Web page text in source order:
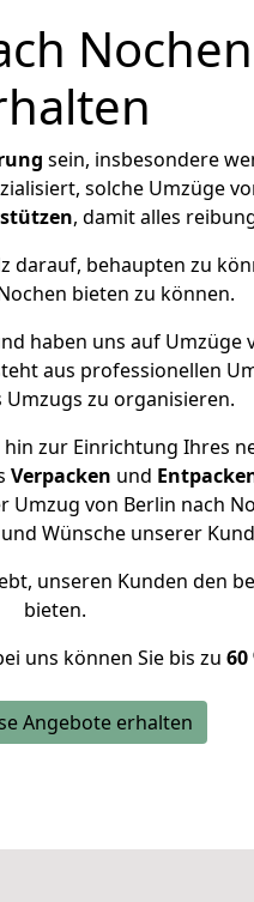
sein, insbesondere
solche Umzüge
, damit alles
darauf, behaupten zu
bieten zu können.
haben uns auf
aus professionellen
Umzugs zu organisieren.
zur Einrichtung Ihres
Verpacken und
von Berlin nach
Wünsche unserer
unseren Kunden den
bieten.
uns können Sie bis zu
Angebote erhalten